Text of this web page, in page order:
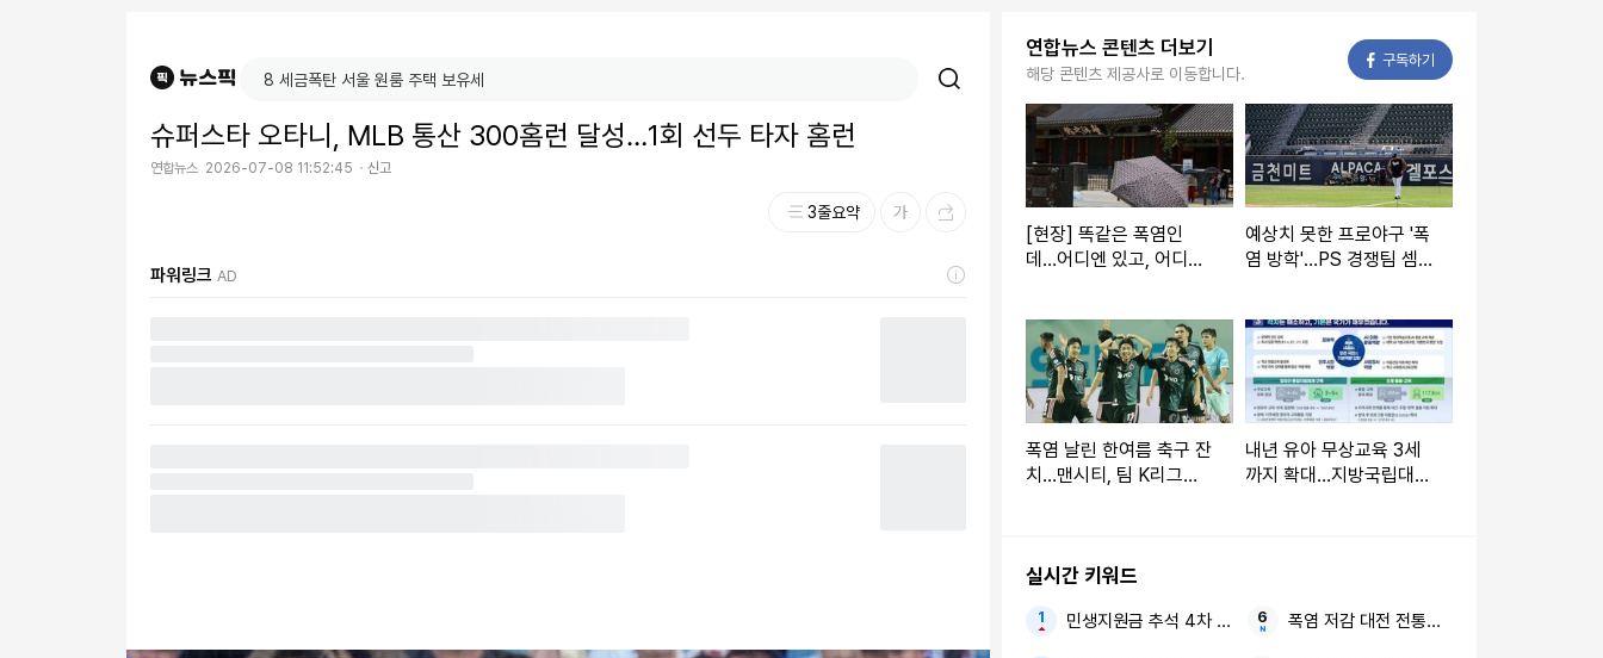
슈퍼스타 오타니, MLB 통산 300홈런 달성…1회 선두 타자 홈런
연합뉴스 2026-07-08 11:52:45 신고
3줄요약
파워링크 AD
연합뉴스 콘텐츠 더보기
해당 콘텐츠 제공사로 이동합니다.
구독하기
[현장] 똑같은 폭염인
데…어디엔 있고, 어디엔
예상치 못한 프로야구 '폭
염 방학'…PS 경쟁팀 셈
폭염 날린 한여름 축구 잔
치…맨시티, 팀 K리그에
내년 유아 무상교육 3세
까지 확대…지방국립대
실시간 키워드
민생지원금 추석 4차 지급 폭염 저감 대전 전통시장 냉풍기